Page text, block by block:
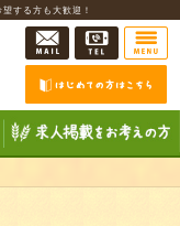
する方も大歓迎！